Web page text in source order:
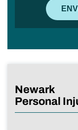
Newark
Personal